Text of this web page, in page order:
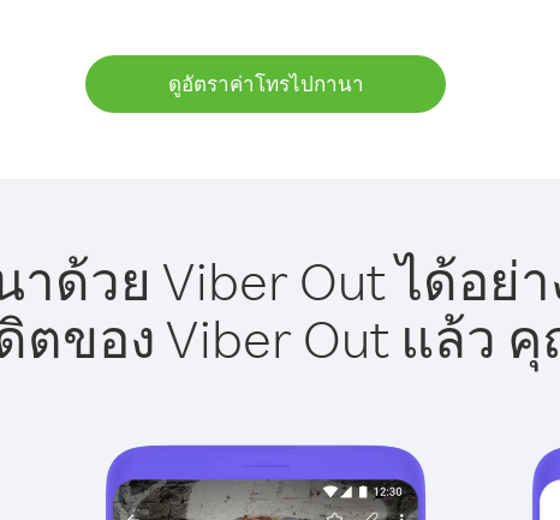
ดูอัตราค่าโทรไปกานา
ด้วย Viber Out ได้อย่
ตของ Viber Out แล้ว